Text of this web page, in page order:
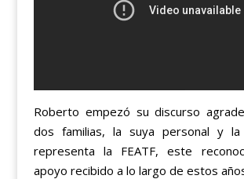
Roberto empezó su discurso
dos familias, la suya personal y
representa la FEATF, este
apoyo recibido a lo largo de estos